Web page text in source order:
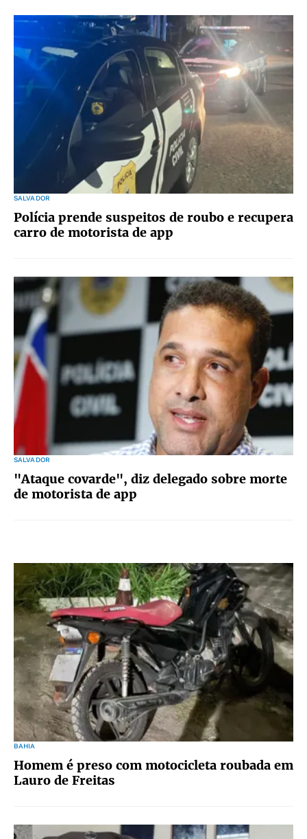
SALVADOR
Polícia prende suspeitos de roubo e recupera
carro de motorista de app
SALVADOR
"Ataque covarde", diz delegado sobre morte
de motorista de app
BAHIA
Homem é preso com motocicleta roubada em
Lauro de Freitas